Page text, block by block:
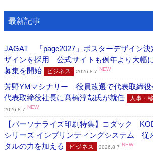
最新記事
JAGAT 「page2027」ポスターデザイン決
ザインを採用 公式サイトも例年より大幅
募集を開始
ビジネス 2026.8.7 NEW
芳野YMマシナリー 役員改選で代表取締役
代表取締役社長に髙橋淳哉氏が就任
人事・
2026.8.7 NEW
【パーソナライズ印刷特集】コダック
シリーズ インプリンティングシステム 従
タルの力を加える
ビジネス 2026.8.7 NEW